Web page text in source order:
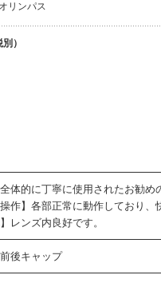
リンパス
別）
全体的に丁寧に使用されたお勧め
操作】各部正常に動作しており、
】レンズ内良好です。
後キャップ